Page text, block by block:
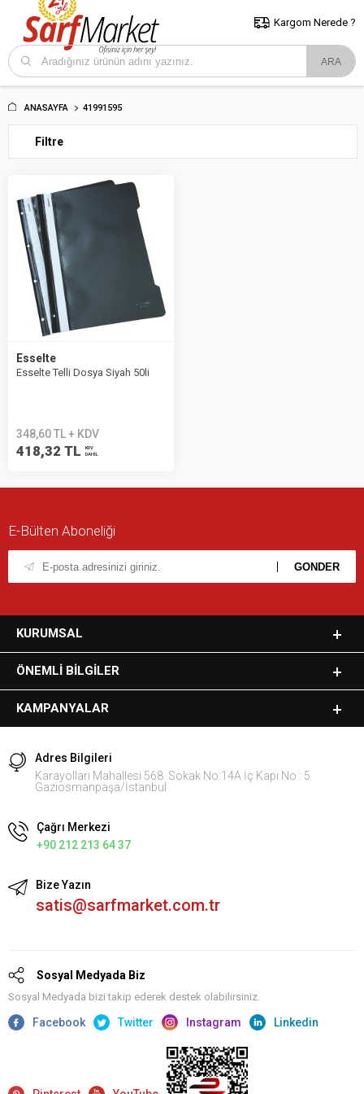
5000 TL ve Üzeri Alışverişlerde İstanbul İçi Kargo Bedava!
ve Trakya İçin Tıklayın..
Kargom Nerede ?
ANASAYFA 41991595
Filtre
Esselte
Esselte Telli Dosya Siyah 50li
348,60 TL + KDV
418,32 TL
KDV
DAHİL
E-Bülten Aboneliği
KURUMSAL
ÖNEMLI BILGILER
KAMPANYALAR
Adres Bilgileri
Karayolları Mahallesi 568. Sokak No:14A İç Kapı No : 5
Gaziosmanpaşa/İstanbul
Çağrı Merkezi
+90 212 213 64 37
Bize Yazın
satis@sarfmarket.com.tr
Sosyal Medyada Biz
Sosyal Medyada bizi takip ederek destek olabilirsiniz.
Facebook Twitter Instagram Linkedin